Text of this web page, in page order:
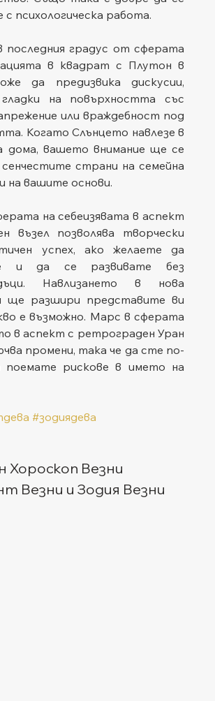
с психологическа работа.
последния градус от сферата
в квадрат с Плутон в
да предизвика дискусии,
на повърхността със
или враждебност под
Когато Слънцето навлезе в
дома, вашето внимание ще се
страни на семейна
на вашите основи.
на себеизявата в аспект
възел позволява творчески
успех, ако желаете да
и да се развивате без
Навлизането в нова
ще разшири представите ви
е възможно. Марс в сферата
в аспект с ретрограден Уран
промени, така че да сте по-
поемате рискове в името на
#зодиядева
Хороскоп Везни
Везни и Зодия Везни